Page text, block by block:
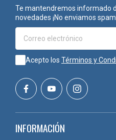
Te mantendremos informado
novedades ¡No enviamos
Acepto los Términos y
INFORMACIÓN